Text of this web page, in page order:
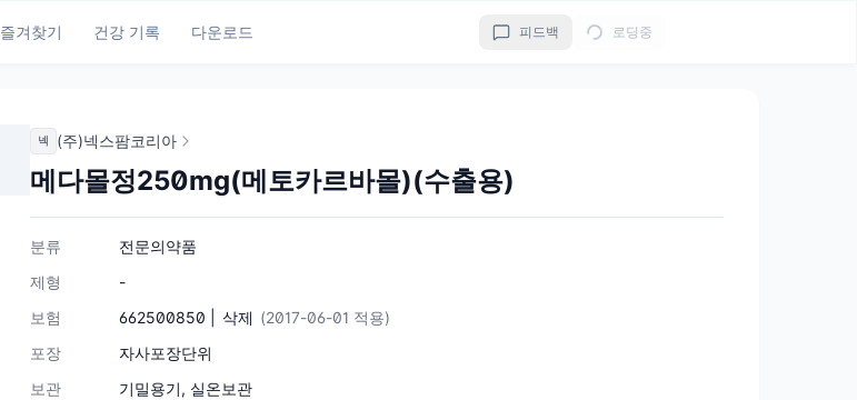
즐겨찾기 건강 기록 다운로드 피드백 로딩중
넥 (주)넥스팜코리아
메다몰정250mg(메토카르바몰)(수출용)
분류
전문의약품
제형
-
보험
662500850 | 삭제 (2017-06-01 적용)
포장
자사포장단위
보관
기밀용기, 실온보관